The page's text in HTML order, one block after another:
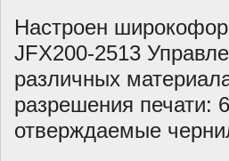
Настроен
JFX200-2513
различных
разрешения печати:
отверждаемые